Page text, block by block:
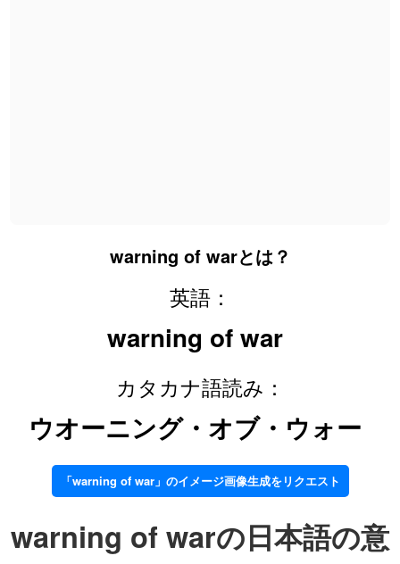
warning of warとは？
英語：
warning of war
カタカナ語読み：
ウオーニング・オブ・ウォー
「warning of war」のイメージ画像生成をリクエスト
warning of warの日本語の意